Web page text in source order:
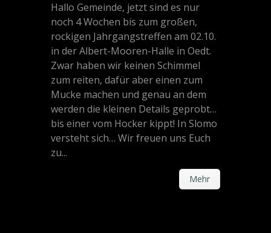
Hallo Gemeinde, jetzt sind es nur
noch 4 Wochen bis zum großen,
rockigen Jahrgangstreffen am 02.10.
in der Albert-Mooren-Halle in Oedt.
Zwar haben wir keinen Schimmel
zum reiten, dafür aber einen zum
Mucke machen und genau an dem
werden die kleinen Details geprobt…
bis einer vom Hocker kippt! In Slomo
versteht sich… Wir freuen uns Euch
zu...
Mehr